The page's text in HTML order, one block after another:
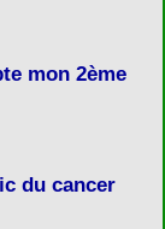
mon 2ème
du cancer